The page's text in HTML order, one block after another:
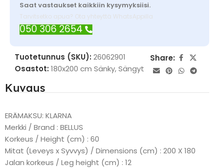
Saat vastaukset kaikkiin kysymyksiisi.
Tarvitsetko apua? Ota yhteyttä WhatsAppilla
050 306 2654
Tuotetunnus (SKU): 26062901
Osastot: 180x200 cm Sänky,Sängyt
Share:
Kuvaus
ERÄMAKSU: KLARNA
Merkki / Brand : BELLUS
Korkeus / Height (cm) : 60
Mitat (Leveys x Syvvys) / Dimensions (cm) : 200 X 180
Jalan korkeus / Leg height (cm) : 12